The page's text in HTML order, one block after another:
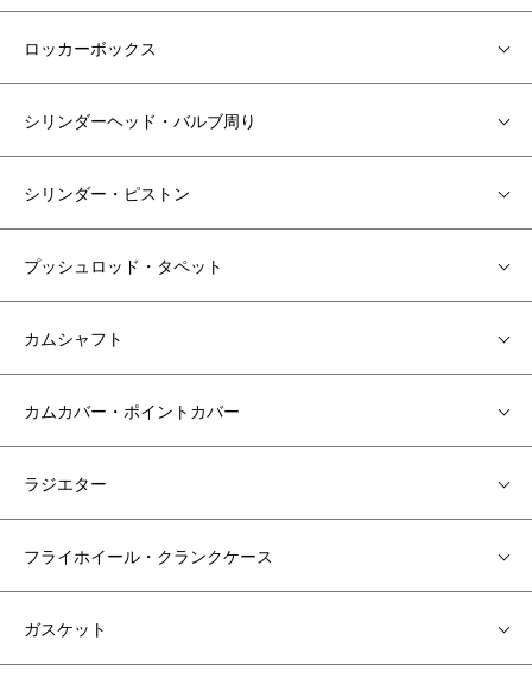
ロッカーボックス
シリンダーヘッド・バルブ周り
シリンダー・ピストン
プッシュロッド・タペット
カムシャフト
カムカバー・ポイントカバー
ラジエター
フライホイール・クランクケース
ガスケット